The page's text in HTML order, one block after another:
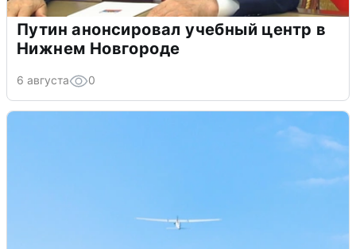
Путин анонсировал учебный центр в
Нижнем Новгороде
6 августа 0